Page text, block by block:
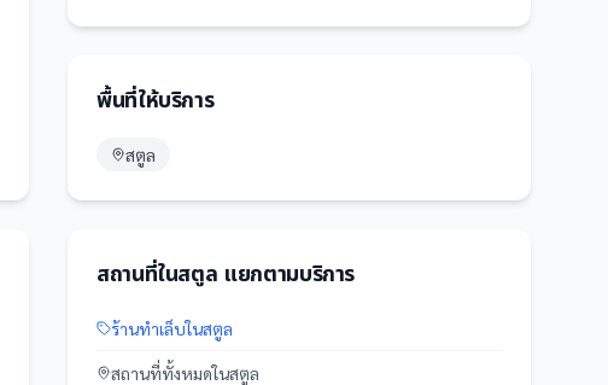
พื้นที่ให้บริการ
สตูล
สถานที่ในสตูล แยกตามบริการ
ร้านทำเล็บในสตูล
สถานที่ทั้งหมดในสตูล